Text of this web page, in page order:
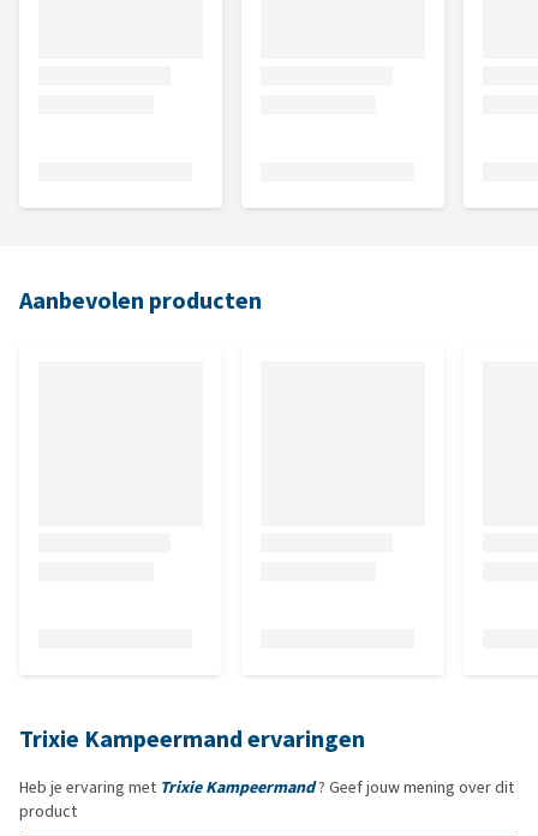
Aanbevolen producten
Trixie Kampeermand ervaringen
Heb je ervaring met Trixie Kampeermand? Geef jouw mening over dit
product